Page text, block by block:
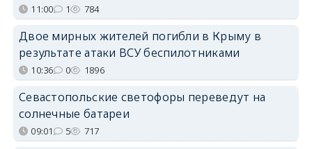
11:00 1 784
Двое мирных жителей погибли в Крыму в
результате атаки ВСУ беспилотниками
10:36 0 1896
Севастопольские светофоры переведут на
солнечные батареи
09:01 5 717